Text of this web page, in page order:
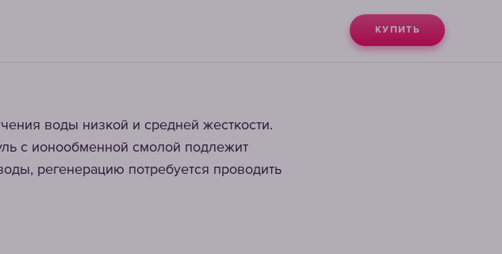
КУПИТЬ
воды низкой и средней жесткости.
с ионообменной смолой подлежит
регенерацию потребуется проводить